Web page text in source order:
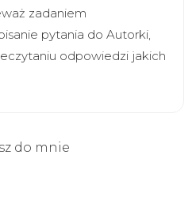
zadaniem
pytania do Autorki,
odpowiedzi jakich
do mnie